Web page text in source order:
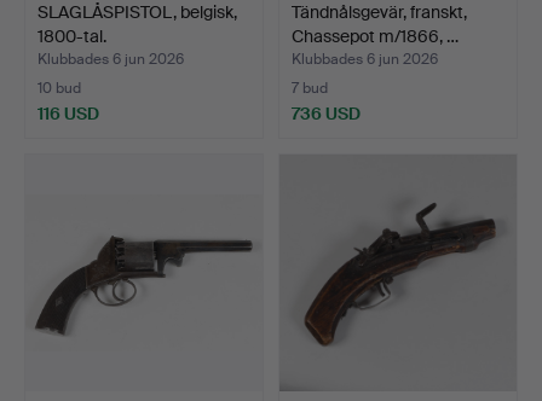
SLAGLÅSPISTOL, belgisk,
1800-tal.
Klubbades 6 jun 2026
10 bud
116 USD
Tändnålsgevär, franskt,
Chassepot m/1866, …
Klubbades 6 jun 2026
7 bud
736 USD